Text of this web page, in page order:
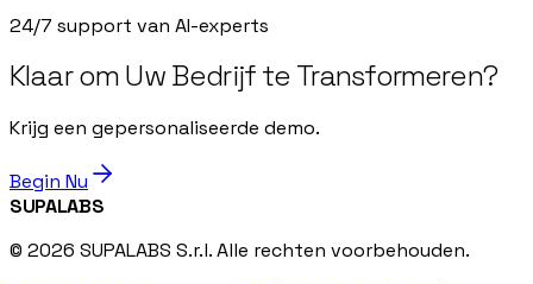
24/7 support van AI-experts
Klaar om Uw Bedrijf te Transformeren?
Krijg een gepersonaliseerde demo.
Begin Nu
SUPALABS
© 2026 SUPALABS S.r.l. Alle rechten voorbehouden.